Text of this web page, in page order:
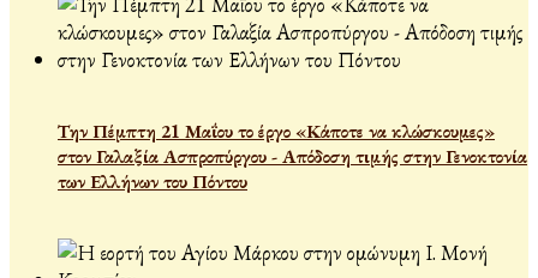
Την Πέμπτη 21 Μαΐου το έργο «Κάποτε να κλώσκουμες»
στον Γαλαξία Ασπροπύργου - Απόδοση τιμής στην Γενοκτονία
των Ελλήνων του Πόντου